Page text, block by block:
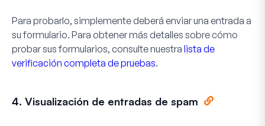
Para probarlo, simplemente deberá enviar una entrada a
su formulario. Para obtener más detalles sobre cómo
probar sus formularios, consulte nuestra lista de
verificación completa de pruebas.
4. Visualización de entradas de spam